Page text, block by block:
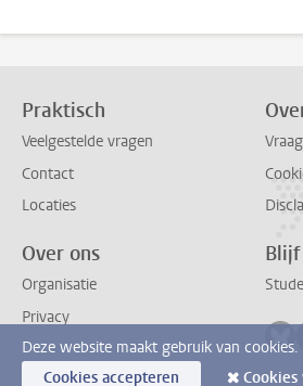
Praktisch
Veelgestelde vragen
Contact
Locaties
Over ons
Organisatie
Privacy
Deze website maakt gebruik van cookies.
Cookies accepteren